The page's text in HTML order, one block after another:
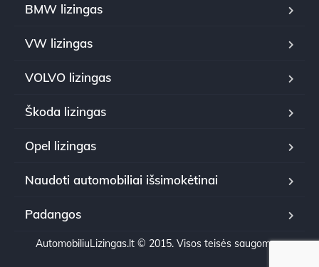
BMW lizingas
VW lizingas
VOLVO lizingas
Škoda lizingas
Opel lizingas
Naudoti automobiliai išsimokėtinai
Padangos
AutomobiliuLizingas.lt © 2015. Visos teisės saugomos.